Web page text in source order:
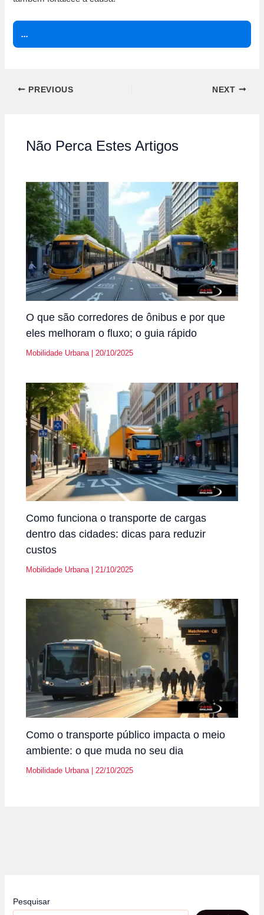
...
PREVIOUS NEXT
Não Perca Estes Artigos
O que são corredores de ônibus e por que
eles melhoram o fluxo; o guia rápido
Mobilidade Urbana|20/10/2025
Como funciona o transporte de cargas
dentro das cidades: dicas para reduzir
custos
Mobilidade Urbana 21/10/2025
Como o transporte público impacta o meio
ambiente: o que muda no seu dia
Mobilidade Urbana | 22/10/2025
Pesquisar